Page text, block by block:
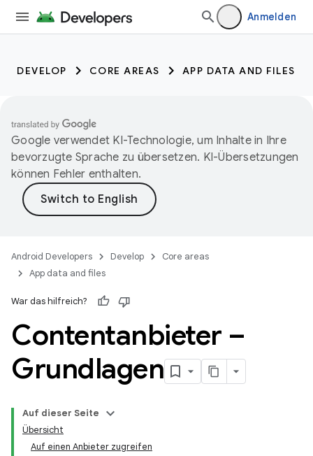
Anmelden
DEVELOP CORE AREAS APP DATA AND FILES
Google verwendet KI-Technologie, um Inhalte in Ihre
bevorzugte Sprache zu übersetzen. KI-Übersetzungen
können Fehler enthalten.
Android Developers Develop
Core areas
App data and files
War das hilfreich?
Contentanbieter –
Grundlagen
Auf dieser Seite
Übersicht
Auf einen Anbieter zugreifen